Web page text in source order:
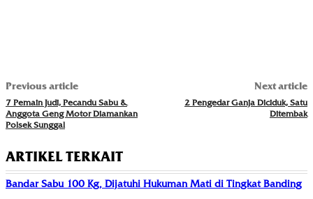
Previous article
7 Pemain Judi, Pecandu Sabu &
Anggota Geng Motor Diamankan
Polsek Sunggal
Next article
2 Pengedar Ganja Diciduk, Satu
Ditembak
ARTIKEL TERKAIT
Bandar Sabu 100 Kg, Dijatuhi Hukuman Mati di Tingkat Banding